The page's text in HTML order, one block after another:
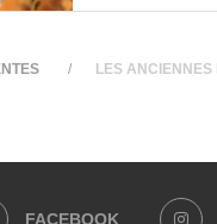
LES ANCIENNES
FACEBOOK